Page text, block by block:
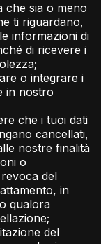
che sia o meno
ti riguardano,
informazioni di
di ricevere i
o integrare i
in nostro
che i tuoi dati
cancellati,
nostre finalità
o
del
in
qualora
del